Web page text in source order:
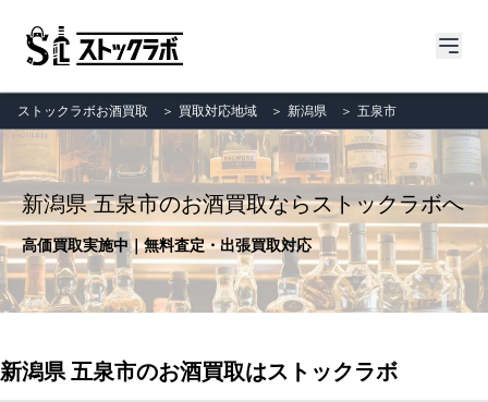
ストックラボお酒買取 ＞ 買取対応地域 ＞ 新潟県 ＞ 五泉市
新潟県 五泉市のお酒買取ならストックラボへ
高価買取実施中｜無料査定・出張買取対応
新潟県 五泉市のお酒買取はストックラボ